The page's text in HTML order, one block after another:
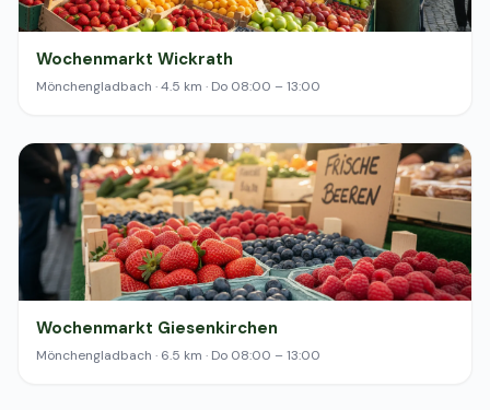
Wochenmarkt Wickrath
Mönchengladbach · 4.5 km · Do 08:00 – 13:00
Wochenmarkt Giesenkirchen
Mönchengladbach · 6.5 km · Do 08:00 – 13:00